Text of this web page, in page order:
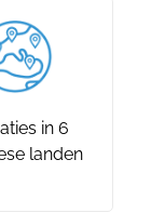
in 6
landen